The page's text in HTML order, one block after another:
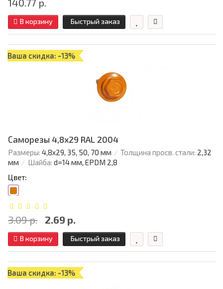
140.77 р.
В корзину Быстрый заказ
Ваша скидка: -13%
Саморезы 4,8х29 RAL 2004
Размеры: 4,8х29, 35, 50, 70 мм Толщина просв. стали: 2,32
мм
Шайба: d=14 мм, EPDM 2,8
Цвет:
3.09 р. 2.69 р.
В корзину Быстрый заказ
Ваша скидка: -13%